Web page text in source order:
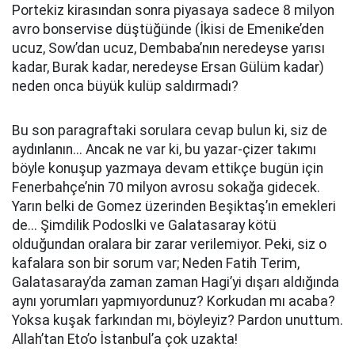
Portekiz kirasından sonra piyasaya sadece 8 milyon
avro bonservise düştüğünde (İkisi de Emenike’den
ucuz, Sow’dan ucuz, Dembaba’nın neredeyse yarısı
kadar, Burak kadar, neredeyse Ersan Gülüm kadar)
neden onca büyük kulüp saldırmadı?
Bu son paragraftaki sorulara cevap bulun ki, siz de
aydınlanın... Ancak ne var ki, bu yazar-çizer takımı
böyle konuşup yazmaya devam ettikçe bugün için
Fenerbahçe’nin 70 milyon avrosu sokağa gidecek.
Yarın belki de Gomez üzerinden Beşiktaş’ın emekleri
de... Şimdilik Podoslki ve Galatasaray kötü
olduğundan oralara bir zarar verilemiyor. Peki, siz o
kafalara son bir sorum var; Neden Fatih Terim,
Galatasaray’da zaman zaman Hagi’yi dışarı aldığında
aynı yorumları yapmıyordunuz? Korkudan mı acaba?
Yoksa kuşak farkından mı, böyleyiz? Pardon unuttum.
Allah’tan Eto’o İstanbul’a çok uzakta!